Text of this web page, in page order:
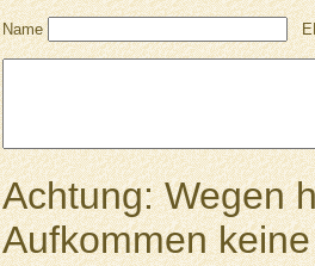
Name
Achtung: Wegen
Aufkommen